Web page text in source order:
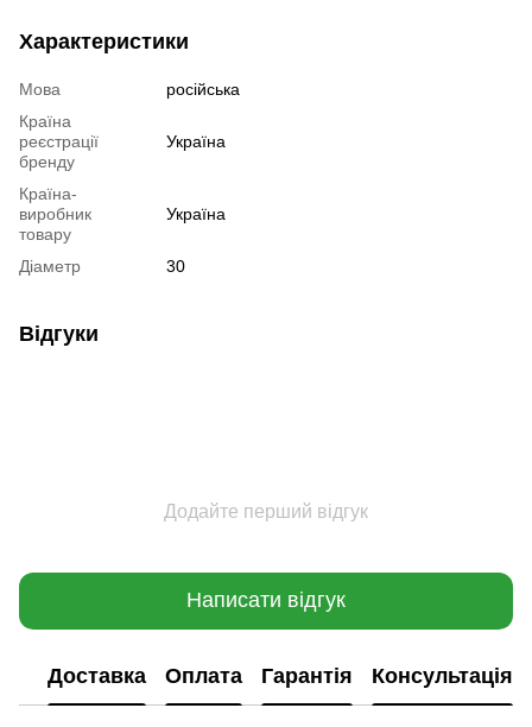
Характеристики
Мова
російська
Країна
реєстрації
бренду
Україна
Країна-
виробник
товару
Україна
Діаметр 30
Відгуки
Додайте перший відгук
Написати відгук
Доставка Оплата Гарантія Консультація